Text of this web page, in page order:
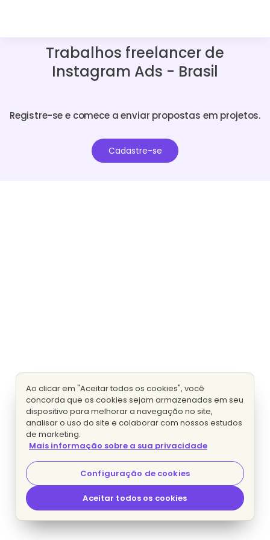
Trabalhos freelancer de
Instagram Ads - Brasil
Registre-se e comece a enviar propostas em projetos.
Cadastre-se
Ao clicar em "Aceitar todos os cookies", você
concorda que os cookies sejam armazenados em seu
dispositivo para melhorar a navegação no site,
analisar o uso do site e colaborar com nossos estudos
de marketing.
Mais informação sobre a sua privacidade
Configuração de cookies
Aceitar todos os cookies